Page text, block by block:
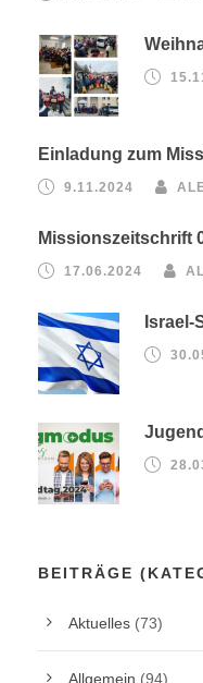
Einladung zum
9.11.2024
Missionszeitschrift
17.06.2024
Israel-
BEITRÄGE
Aktuelles (73)
Allgemein (94)